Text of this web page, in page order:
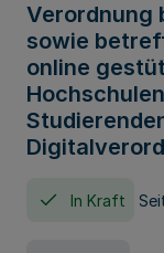
Verordnung
sowie
online
In Kraft